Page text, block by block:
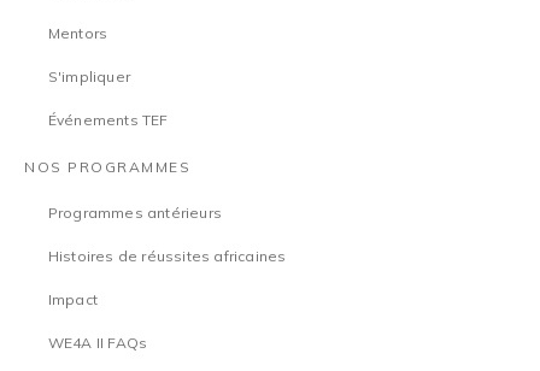
Mentors
S'impliquer
Événements TEF
NOS PROGRAMMES
Programmes antérieurs
Histoires de réussites africaines
Impact
WE4A II FAQs